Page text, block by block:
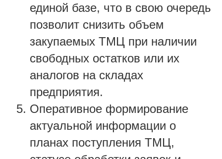
единой базе, что в свою очередь
позволит снизить объем
закупаемых ТМЦ при наличии
свободных остатков или их
аналогов на складах
предприятия.
Оперативное формирование
актуальной информации о
планах поступления ТМЦ,